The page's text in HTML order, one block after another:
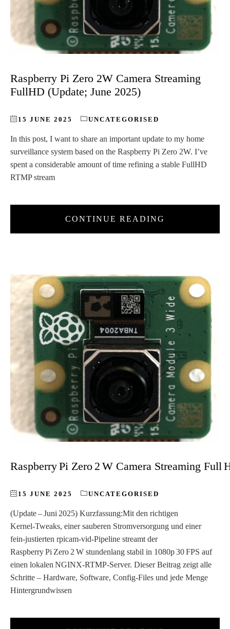
Raspberry Pi Zero 2W Camera Streaming
FullHD (Update; June 2025)
15 JUNE 2025 UNCATEGORISED
In this post, I want to share an important update to my home
surveillance system based on the Raspberry Pi Zero 2W. I’ve
spent a considerable amount of time refining a stable FullHD
RTMP stream
CONTINUE READING
Raspberry Pi Zero 2 W Camera Streaming Full
15 JUNE 2025 UNCATEGORISED
(Update – Juni 2025) Kurzfassung:Mit den richtigen
Kernel‑Tweaks, einer sauberen Stromversorgung und einer
fein‑justierten rpicam-vid‑Pipeline streamt der
Raspberry Pi Zero 2 W stundenlang stabil in 1080p 30 FPS auf
einen lokalen NGINX‑RTMP‑Server. Dieser Beitrag zeigt alle
Schritte – Hardware, Software, Config‑Files und jede Menge
Hintergrundwissen